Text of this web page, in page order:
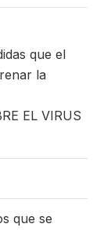
que el
la
EL VIRUS
que se